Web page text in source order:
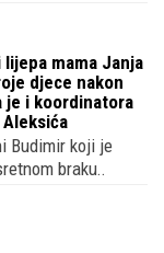
mama Janja
djece nakon
je i koordinatora
Aleksića
Budimir koji je
braku..